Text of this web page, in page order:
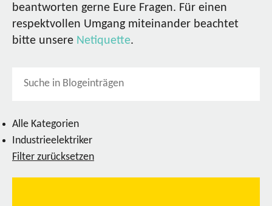
beantworten gerne Eure Fragen. Für einen
respektvollen Umgang miteinander beachtet
bitte unsere Netiquette.
Alle Kategorien
Industrieelektriker
Filter zurücksetzen